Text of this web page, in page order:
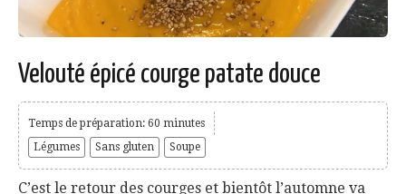
Velouté épicé courge patate douce
Temps de préparation: 60 minutes
Légumes
Sans gluten Soupe
C’est le retour des courges et bientôt l’automne va